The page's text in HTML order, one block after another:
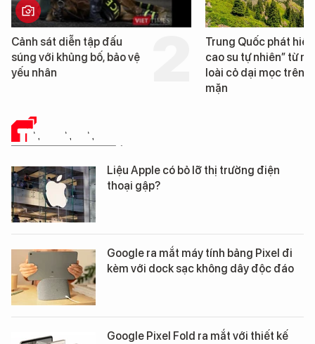
Trung Quốc phát hiện “mỏ
cao su tự nhiên” từ một
loài cỏ dại mọc trên đất
Loạt dự án bất động
Đà Nẵng sắp bị kiểm
TIN CÔNG NGHỆ
Liệu Apple có bỏ lỡ thị trường điện
thoại gập?
Google ra mắt máy tính bảng Pixel đi
kèm với dock sạc không dây độc đáo
Google Pixel Fold ra mắt với thiết kế